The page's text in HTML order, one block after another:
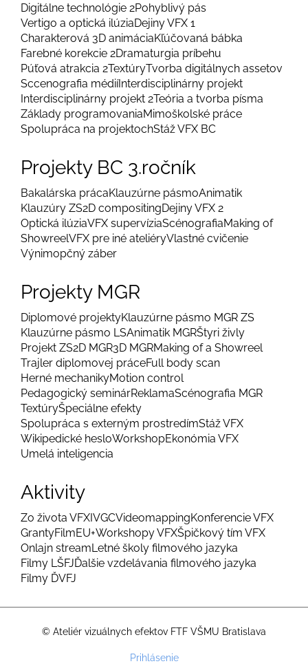
Digitálne technológie 2Pohyblivý pás
Vertigo a optická ilúziaDejiny VFX 1
Charakterová 3D animáciaKľúčovaná bábka
Farebné korekcie 2Dramaturgia príbehu
Púťová atrakcia 2TextúryTvorba digitálnych assetov
Sccenografia médiíInterdisciplinárny projekt
Interdisciplinárny projekt 2Teória a tvorba písma
Základy programovaniaMimoškolské práce
Spolupráca na projektochStáž VFX BC
Projekty BC 3.ročník
Bakalárska prácaKlauzúrne pásmoAnimatik
Klauzúry ZS2D compositingDejiny VFX 2
Optická ilúziaVFX supervíziaScénografiaMaking of
ShowreelVFX pre iné ateliéryVlastné cvičenie
Výnimopčný záber
Projekty MGR
Diplomové projektyKlauzúrne pásmo MGR ZS
Klauzúrne pásmo LSAnimatik MGRŠtyri živly
Projekt ZS2D MGR3D MGRMaking of a Showreel
Trajler diplomovej práceFull body scan
Herné mechanikyMotion control
Pedagogický seminárReklamaScénografia MGR
TextúryŠpeciálne efekty
Spolupráca s externým prostredímStáž VFX
Wikipedické hesloWorkshopEkonómia VFX
Umelá inteligencia
Aktivity
Zo života VFXIVGCVideomappingKonferencie VFX
GrantyFilmEU+Workshopy VFXŠpičkový tím VFX
Onlajn streamLetné školy filmového jazyka
Filmy LŠFJĎalšie vzdelávania filmového jazyka
Filmy ĎVFJ
© Ateliér vizuálnych efektov FTF VŠMU Bratislava
Prihlásenie